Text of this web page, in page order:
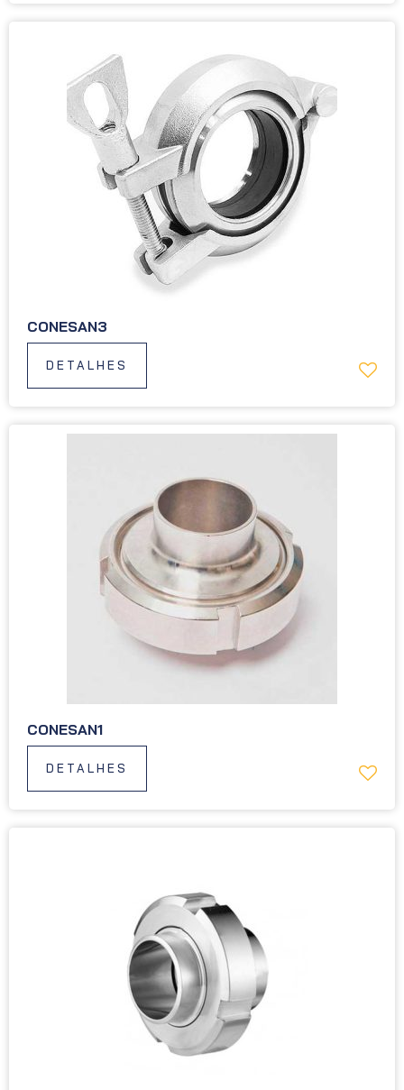
CONESAN3
DETALHES
CONESAN1
DETALHES